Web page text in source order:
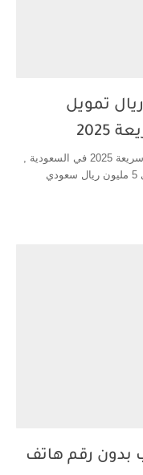
5 مليون ريال تمويل
5 مليون ريال تمويل شخصي ميسر وبإجراءات سريعة 2025 في السعودية ,
احصل الآن على تمويل شخصي ميسر يصل إلى 5 مليون ريال سعودي
بدون رقم هاتف